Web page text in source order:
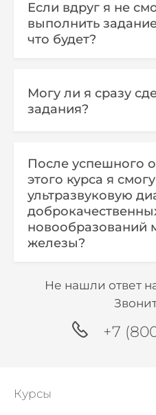
опережением).
Образовательному
где размещены
котором по дням
сделать в каждый
Если вдруг я не
выполнить
что будет?
невыполнение
люди, и понимаем,
лицом и объяснить
индивидуальном
пойдет вам
Могу ли я сразу
задания?
опаздывать с
После успешного
этого курса я
ультразвуковую
новообразований
железы?
алгоритм
доброкачественных
молочной железы,
проведения
самостоятельно и
Не нашли ответ
+7
Курсы